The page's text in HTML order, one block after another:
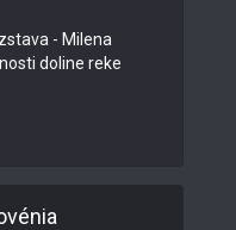
- Milena
doline reke